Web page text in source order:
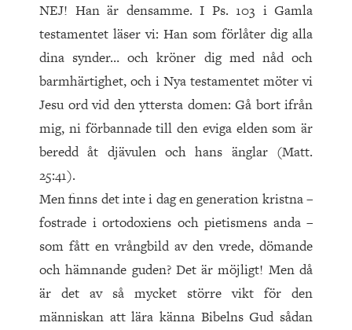
NEJ! Han är densamme. I Ps. 103 i Gamla
testamentet läser vi: Han som förlåter dig alla
dina synder… och kröner dig med nåd och
barmhärtighet, och i Nya testamentet möter vi
Jesu ord vid den yttersta domen: Gå bort ifrån
mig, ni förbannade till den eviga elden som är
beredd åt djävulen och hans änglar (Matt.
25:41).
Men finns det inte i dag en generation kristna –
fostrade i ortodoxiens och pietismens anda –
som fått en vrångbild av den vrede, dömande
och hämnande guden? Det är möjligt! Men då
är det av så mycket större vikt för den
människan att lära känna Bibelns Gud sådan